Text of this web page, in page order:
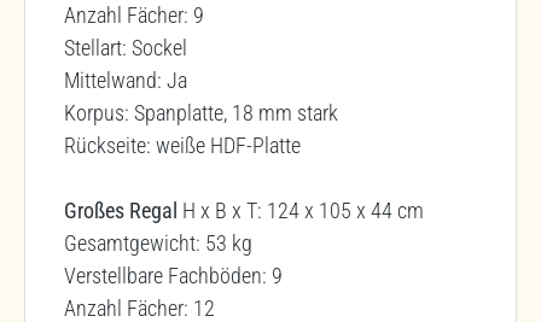
Anzahl Fächer: 9
Stellart: Sockel
Mittelwand: Ja
Korpus: Spanplatte, 18 mm stark
Rückseite: weiße HDF-Platte
Großes Regal H x B x T: 124 x 105 x 44 cm
Gesamtgewicht: 53 kg
Verstellbare Fachböden: 9
Anzahl Fächer: 12